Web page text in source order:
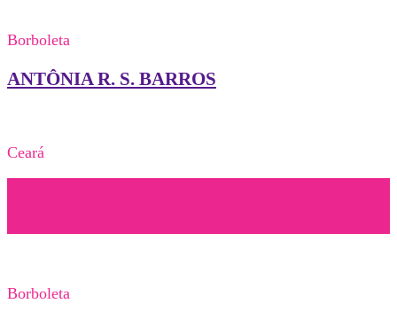
Borboleta
ANTÔNIA R. S. BARROS
Ceará
Borboleta